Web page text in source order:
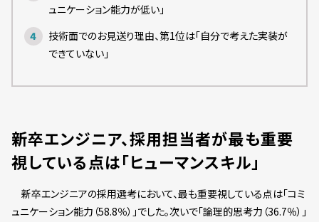
ュニケーション能力が低い」
技術面でのお見送り理由、第1位は「自分で考えた実装が
できていない」
新卒エンジニア、採用担当者が最も重要
視している点は「ヒューマンスキル」
新卒エンジニアの採用選考において、最も重要視している点は「コミ
ュニケーション能力（58.8％）」でした。次いで「論理的思考力（36.7％）」